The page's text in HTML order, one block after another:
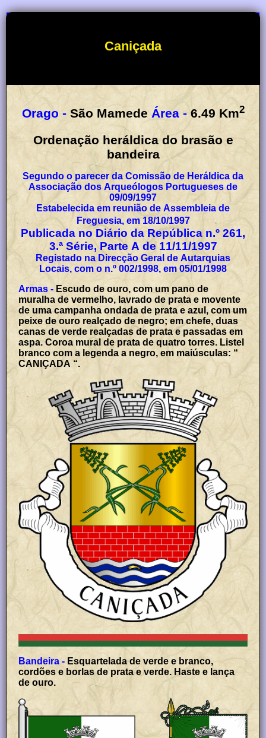
Caniçada
Orago - São Mamede Área - 6.49 Km2
Ordenação heráldica do brasão e
bandeira
Segundo o parecer da Comissão de Heráldica da
Associação dos Arqueólogos Portugueses de
09/09/1997
Estabelecida em reunião de Assembleia de
Freguesia, em 18/10/1997
Publicada no Diário da República n.º 261,
3.ª Série, Parte A de 11/11/1997
Registado na Direcção Geral de Autarquias
Locais, com o n.º 002/1998, em 05/01/1998
Armas - Escudo de ouro, com um pano de
muralha de vermelho, lavrado de prata e movente
de uma campanha ondada de prata e azul, com um
peixe de ouro realçado de negro; em chefe, duas
canas de verde realçadas de prata e passadas em
aspa. Coroa mural de prata de quatro torres. Listel
branco com a legenda a negro, em maiúsculas: “
CANIÇADA “.
Bandeira - Esquartelada de verde e branco,
cordões e borlas de prata e verde. Haste e lança
de ouro.